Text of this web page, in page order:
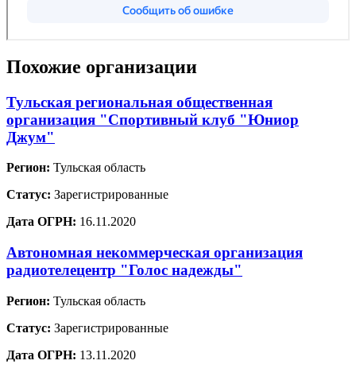
Похожие организации
Тульская региональная общественная
организация "Спортивный клуб "Юниор
Джум"
Регион: Тульская область
Статус: Зарегистрированные
Дата ОГРН: 16.11.2020
Автономная некоммерческая организация
радиотелецентр "Голос надежды"
Регион: Тульская область
Статус: Зарегистрированные
Дата ОГРН: 13.11.2020